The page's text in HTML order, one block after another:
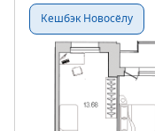
Кешбэк Новосёлу